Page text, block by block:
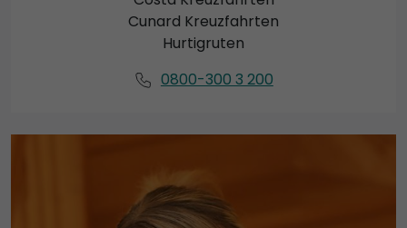
Cunard Kreuzfahrten
Hurtigruten
0800-300 3 200